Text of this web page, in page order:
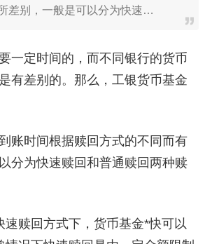
差别，一般是可以分为快速…
一定时间的，而不同银行的货币
有差别的。那么，工银货币基金
账时间根据赎回方式的不同而有
分为快速赎回和普通赎回两种赎
速赎回方式下，货币基金*快可以